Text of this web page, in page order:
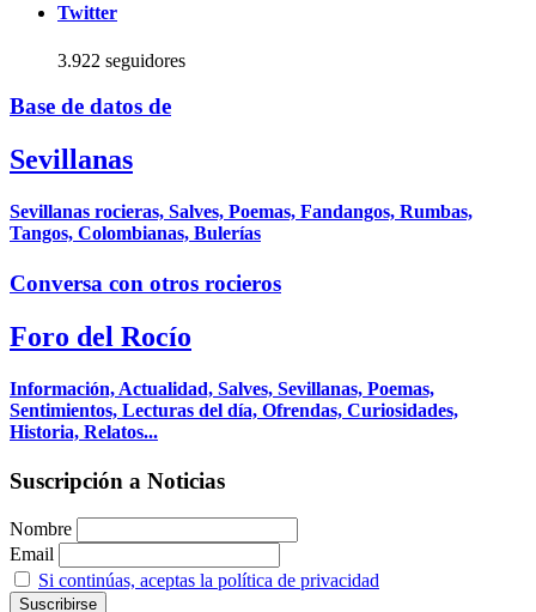
Twitter
3.922 seguidores
Base de datos de
Sevillanas
Sevillanas rocieras, Salves, Poemas, Fandangos, Rumbas,
Tangos, Colombianas, Bulerías
Conversa con otros rocieros
Foro del Rocío
Información, Actualidad, Salves, Sevillanas, Poemas,
Sentimientos, Lecturas del día, Ofrendas, Curiosidades,
Historia, Relatos...
Suscripción a Noticias
Nombre
Email
Si continúas, aceptas la política de privacidad